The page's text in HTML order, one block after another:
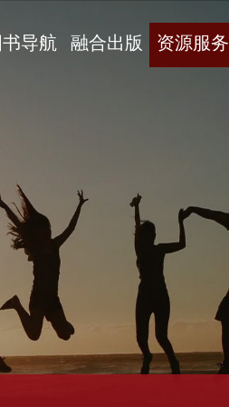
书导航 融合出版 资源服务